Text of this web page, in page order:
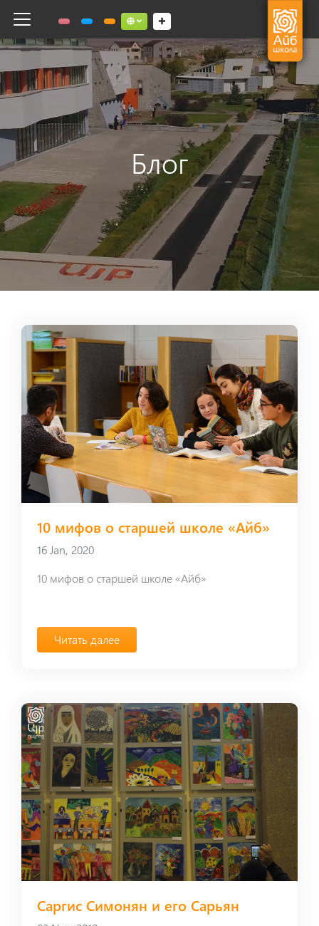
Toggle navigation Social links dropdown button
Блог
10 мифов о старшей школе «Айб»
16 Jan, 2020
10 мифов о старшей школе «Айб»
Читать далее
Саргис Симонян и его Сарьян